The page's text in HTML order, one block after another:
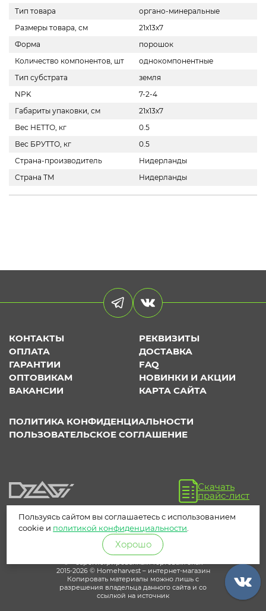
Тип товара
органо-минеральные
Размеры товара, см
21х13х7
Форма
порошок
Количество компонентов, шт
однокомпонентные
Тип субстрата
земля
NPK
7-2-4
Габариты упаковки, см
21х13х7
Вес НЕТТО, кг
0.5
Вес БРУТТО, кг
0.5
Страна-производитель
Нидерланды
Страна ТМ
Нидерланды
КОНТАКТЫ
РЕКВИЗИТЫ
ОПЛАТА
ДОСТАВКА
ГАРАНТИИ
FAQ
ОПТОВИКАМ
НОВИНКИ И АКЦИИ
ВАКАНСИИ
КАРТА САЙТА
ПОЛИТИКА КОНФИДЕНЦИАЛЬНОСТИ
ПОЛЬЗОВАТЕЛЬСКОЕ СОГЛАШЕНИЕ
Скачать
прайс-лист
® – зарегистрированный торговый знак
2015-2026 © Homeharvest – интернет-магазин
Копировать материалы можно лишь с
разрешения владельца данного сайта и со
ссылкой на источник
Пользуясь сайтом вы соглашаетесь с использованием
cookie и политикой конфиденциальности
Хорошо